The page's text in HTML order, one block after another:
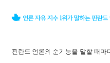
핀란드 언론의 순기능을 말할 때마